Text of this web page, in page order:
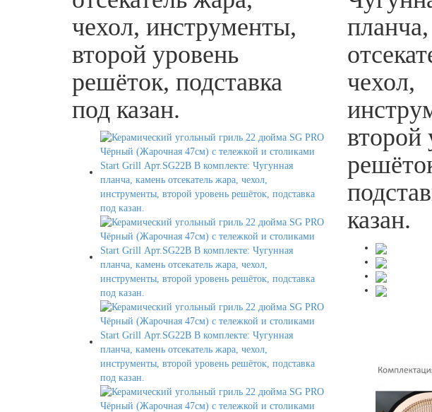
чехол, инструменты,
второй уровень
решёток, подставка
под казан.
чехол,
второй
казан.